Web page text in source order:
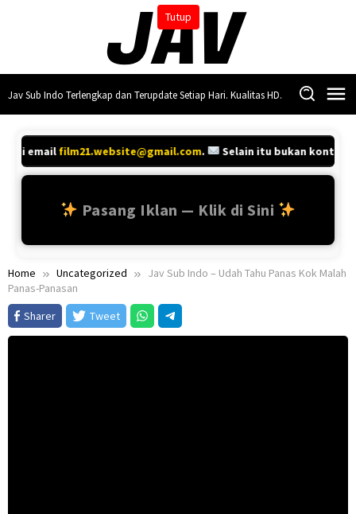
Tutup
Jav Sub Indo Terlengkap dan Terupdate Setiap Hari. Kualitas HD.
emailfilm21.website@gmail.com. Selain itu bukan kontak
Pasang Iklan — Klik di Sini
Home Uncategorized
Jav Sub Indo – Udah Tahu Panas Kok Malah
Panas-Panasan
Sharer
Tweet